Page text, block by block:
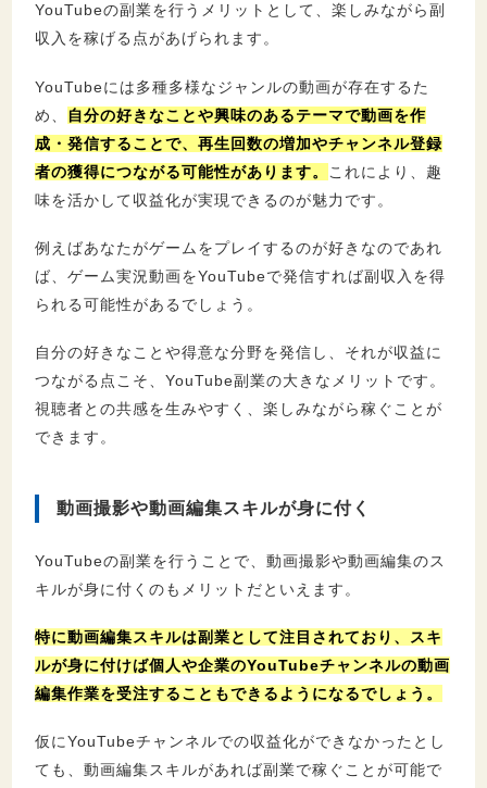
YouTubeの副業を行うメリットとして、楽しみながら副
収入を稼げる点があげられます。
YouTubeには多種多様なジャンルの動画が存在するた
め、
自分の好きなことや興味のあるテーマで動画を作
成・発信することで、再生回数の増加やチャンネル登録
者の獲得につながる可能性があります。
これにより、趣
味を活かして収益化が実現できるのが魅力です。
例えばあなたがゲームをプレイするのが好きなのであれ
ば、ゲーム実況動画をYouTubeで発信すれば副収入を得
られる可能性があるでしょう。
自分の好きなことや得意な分野を発信し、それが収益に
つながる点こそ、YouTube副業の大きなメリットです。
視聴者との共感を生みやすく、楽しみながら稼ぐことが
できます。
動画撮影や動画編集スキルが身に付く
YouTubeの副業を行うことで、動画撮影や動画編集のス
キルが身に付くのもメリットだといえます。
特に動画編集スキルは副業として注目されており、スキ
ルが身に付けば個人や企業のYouTubeチャンネルの動画
編集作業を受注することもできるようになるでしょう。
仮にYouTubeチャンネルでの収益化ができなかったとし
ても、動画編集スキルがあれば副業で稼ぐことが可能で